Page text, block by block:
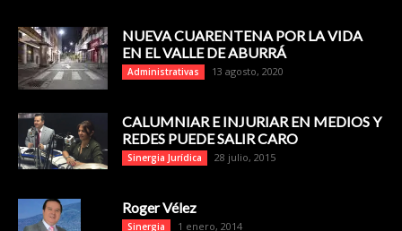
NUEVA CUARENTENA POR LA VIDA
EN EL VALLE DE ABURRÁ
Administrativas 13 agosto, 2020
CALUMNIAR E INJURIAR EN MEDIOS Y
REDES PUEDE SALIR CARO
Sinergia Jurídica 28 julio, 2015
Roger Vélez
Sinergia 1 enero, 2014